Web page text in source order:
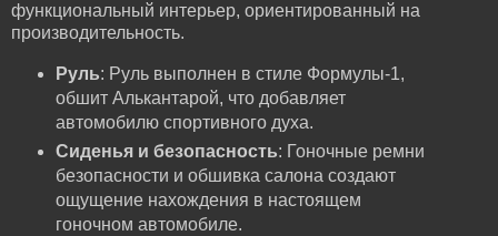
функциональный интерьер, ориентированный на
производительность.
Руль: Руль выполнен в стиле Формулы-1,
обшит Алькантарой, что добавляет
автомобилю спортивного духа.
Сиденья и безопасность: Гоночные ремни
безопасности и обшивка салона создают
ощущение нахождения в настоящем
гоночном автомобиле.